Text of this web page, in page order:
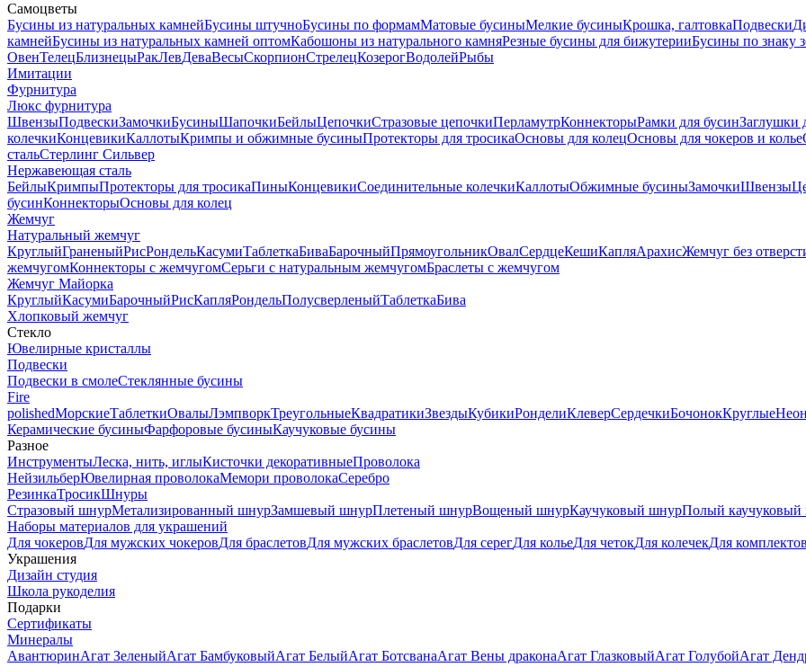
Самоцветы
Бусины из натуральных камнейБусины штучноБусины по формамМатовые бусиныМелкие бусиныКрошка, галтовкаПодвески
камнейБусины из натуральных камней оптомКабошоны из натурального камняРезные бусины для бижутерииБусины по знаку
ОвенТелецБлизнецыРакЛевДеваВесыСкорпионСтрелецКозерогВодолейРыбы
Имитации
Фурнитура
Люкс фурнитура
ШвензыПодвескиЗамочкиБусиныШапочкиБейлыЦепочкиСтразовые цепочкиПерламутрКоннекторыРамки для бусинЗаглушки
колечкиКонцевикиКаллотыКримпы и обжимные бусиныПротекторы для тросикаОсновы для колецОсновы для чокеров и колье
стальСтерлинг Сильвер
Нержавеющая сталь
БейлыКримпыПротекторы для тросикаПиныКонцевикиСоединительные колечкиКаллотыОбжимные бусиныЗамочкиШвензы
бусинКоннекторыОсновы для колец
Жемчуг
Натуральный жемчуг
КруглыйГраненыйРисРондельКасумиТаблеткаБиваБарочныйПрямоугольникОвалСердцеКешиКапляАрахисЖемчуг без
жемчугомКоннекторы с жемчугомСерьги с натуральным жемчугомБраслеты с жемчугом
Жемчуг Майорка
КруглыйКасумиБарочныйРисКапляРондельПолусверленыйТаблеткаБива
Хлопковый жемчуг
Стекло
Ювелирные кристаллы
Подвески
Подвески в смолеСтеклянные бусины
Fire
polishedМорскиеТаблеткиОвалыЛэмпворкТреугольныеКвадратикиЗвездыКубикиРонделиКлеверСердечкиБочонокКруглые
Керамические бусиныФарфоровые бусиныКаучуковые бусины
Разное
ИнструментыЛеска, нить, иглыКисточки декоративныеПроволока
НейзильберЮвелирная проволокаМемори проволокаСеребро
РезинкаТросикШнуры
Стразовый шнурМетализированный шнурЗамшевый шнурПлетеный шнурВощеный шнурКаучуковый шнурПолый
Наборы материалов для украшений
Для чокеровДля мужских чокеровДля браслетовДля мужских браслетовДля серегДля кольеДля четокДля колечекДля
Украшения
Дизайн студия
Школа рукоделия
Подарки
Сертификаты
Минералы
АвантюринАгат ЗеленыйАгат БамбуковыйАгат БелыйАгат БотсванаАгат Вены драконаАгат ГлазковыйАгат ГолубойАгат